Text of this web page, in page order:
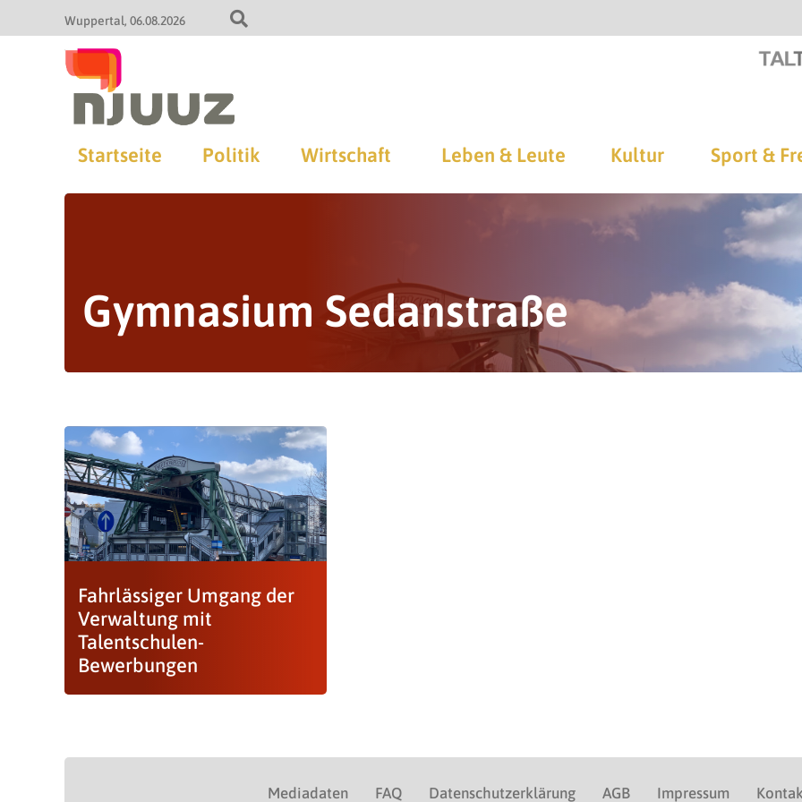
Wuppertal 06.08.2026
Startseite Politik Wirtschaft Leben & Leute Kultur Sport &
Gymnasium Sedanstraße
Fahrlässiger Umgang der
Verwaltung mit
Talentschulen-
Bewerbungen
Mediadaten FAQ Datenschutzerklärung AGB Impressum